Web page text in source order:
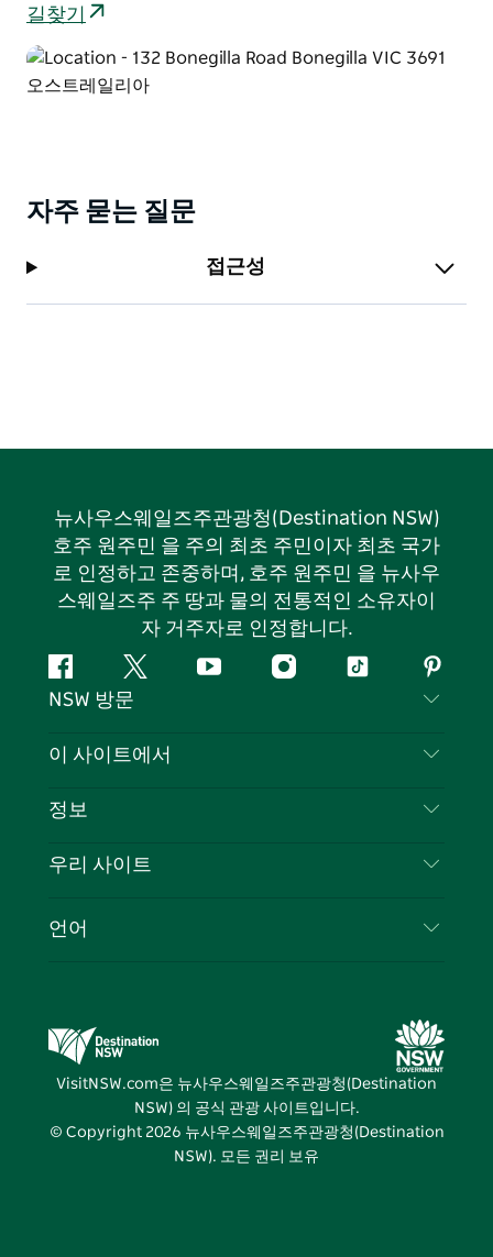
길찾기
자주 묻는 질문
접근성
뉴사우스웨일즈주관광청(Destination NSW)
호주 원주민 을 주의 최초 주민이자 최초 국가
로 인정하고 존중하며, 호주 원주민 을 뉴사우
스웨일즈주 주 땅과 물의 전통적인 소유자이
자 거주자로 인정합니다.
페
이
북
지
다
유
인
틱
핀
터
스
NSW 방문
문의하기
쿠키 고지
이 사이트에서
목적지
이벤트
정보
여행 정보
뉴사우스웨일즈주 의 사업
우리 사이트
뉴사우스웨일즈주관광청(Destination NSW) 미디
어 센터
비비드 시드니(Vivid Sydney)
언어
VisitNSW.com은 뉴사우스웨일즈주관광청(Destination
NSW) 의 공식 관광 사이트입니다.
© Copyright 2026 뉴사우스웨일즈주관광청(Destination
NSW). 모든 권리 보유